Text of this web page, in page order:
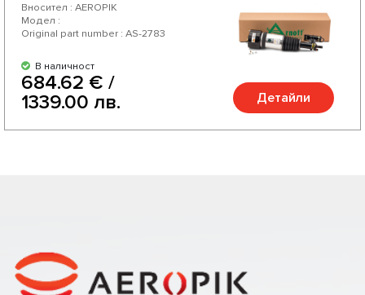
Вносител : AEROPIK
Модел :
Original part number : AS-2783
В наличност
684.62 € /
1339.00 лв.
Детайли